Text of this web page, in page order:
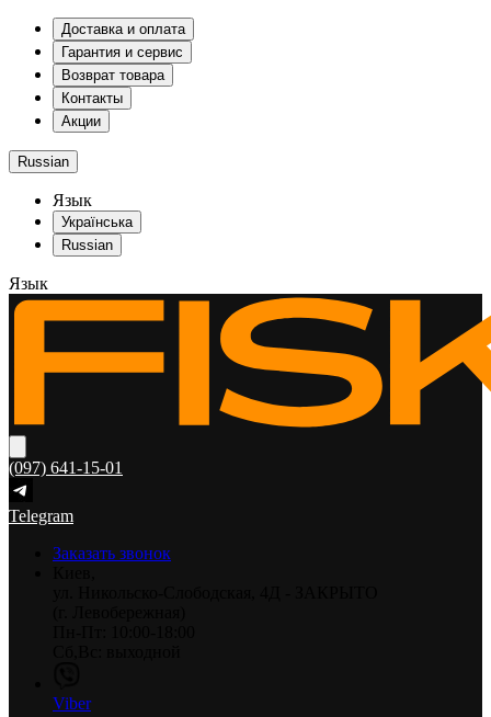
Доставка и оплата
Гарантия и сервис
Возврат товара
Контакты
Акции
Russian
Язык
Українська
Russian
Язык
(097) 641-15-01
Telegram
Заказать звонок
Viber